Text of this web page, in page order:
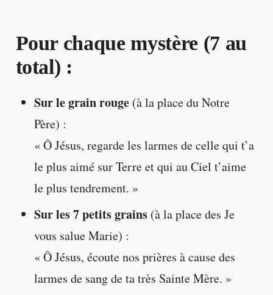
Pour chaque mystère (7 au
total) :
Sur le grain rouge(à la place du Notre
Père) :
« Ô Jésus, regarde les larmes de celle qui t’a
le plus aimé sur Terre et qui au Ciel t’aime
le plus tendrement. »
Sur les 7 petits grains(à la place des Je
vous salue Marie) :
« Ô Jésus, écoute nos prières à cause des
larmes de sang de ta très Sainte Mère. »